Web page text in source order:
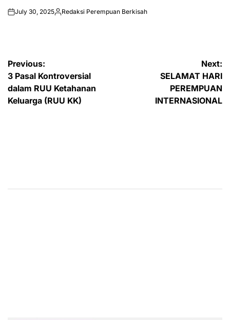
onJuly 30, 2025Posted
Redaksi Perempuan Berkisah
Post
navigation
Previous:
3 Pasal Kontroversial
dalam RUU Ketahanan
Keluarga (RUU KK)
Next:
SELAMAT HARI
PEREMPUAN
INTERNASIONAL